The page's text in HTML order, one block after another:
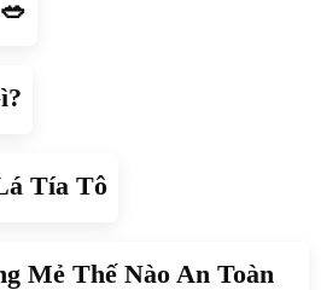
Tía Tô
Mẻ Thế Nào An Toàn